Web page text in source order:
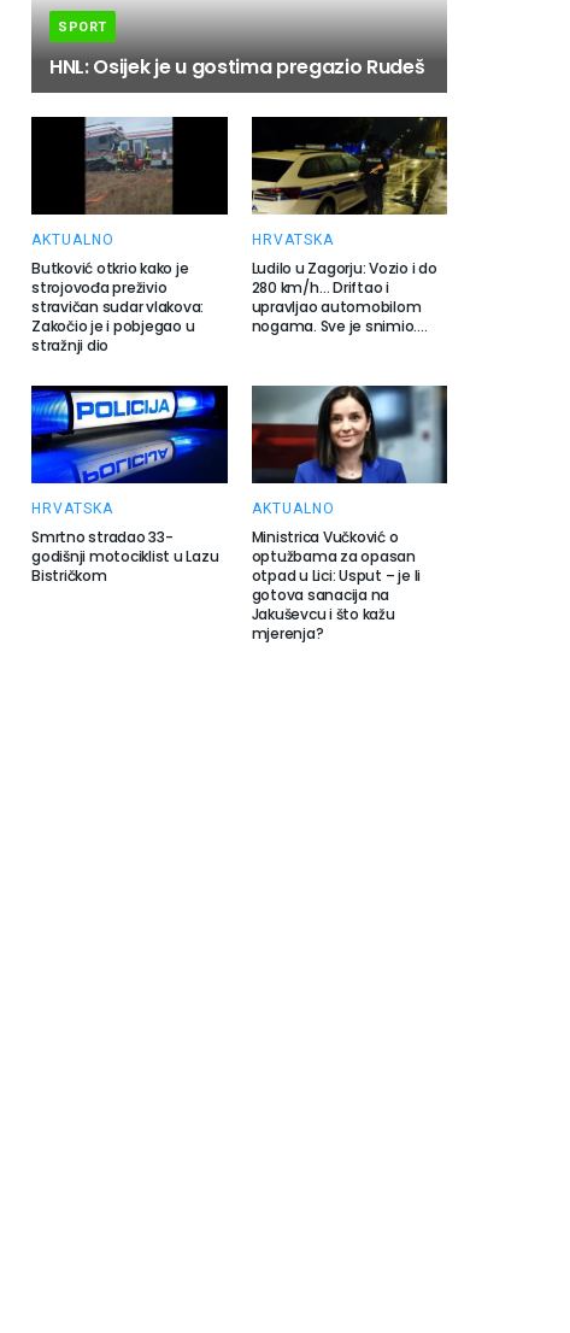
SPORT
HNL: Osijek je u gostima pregazio Rudeš
AKTUALNO
Butković otkrio kako je
strojovođa preživio
stravičan sudar vlakova:
Zakočio je i pobjegao u
stražnji dio
HRVATSKA
Ludilo u Zagorju: Vozio i do
280 km/h… Driftao i
upravljao automobilom
nogama. Sve je snimio….
HRVATSKA
Smrtno stradao 33-
godišnji motociklist u Lazu
Bistričkom
AKTUALNO
Ministrica Vučković o
optužbama za opasan
otpad u Lici: Usput – je li
gotova sanacija na
Jakuševcu i što kažu
mjerenja?